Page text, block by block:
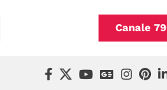
Canale 79